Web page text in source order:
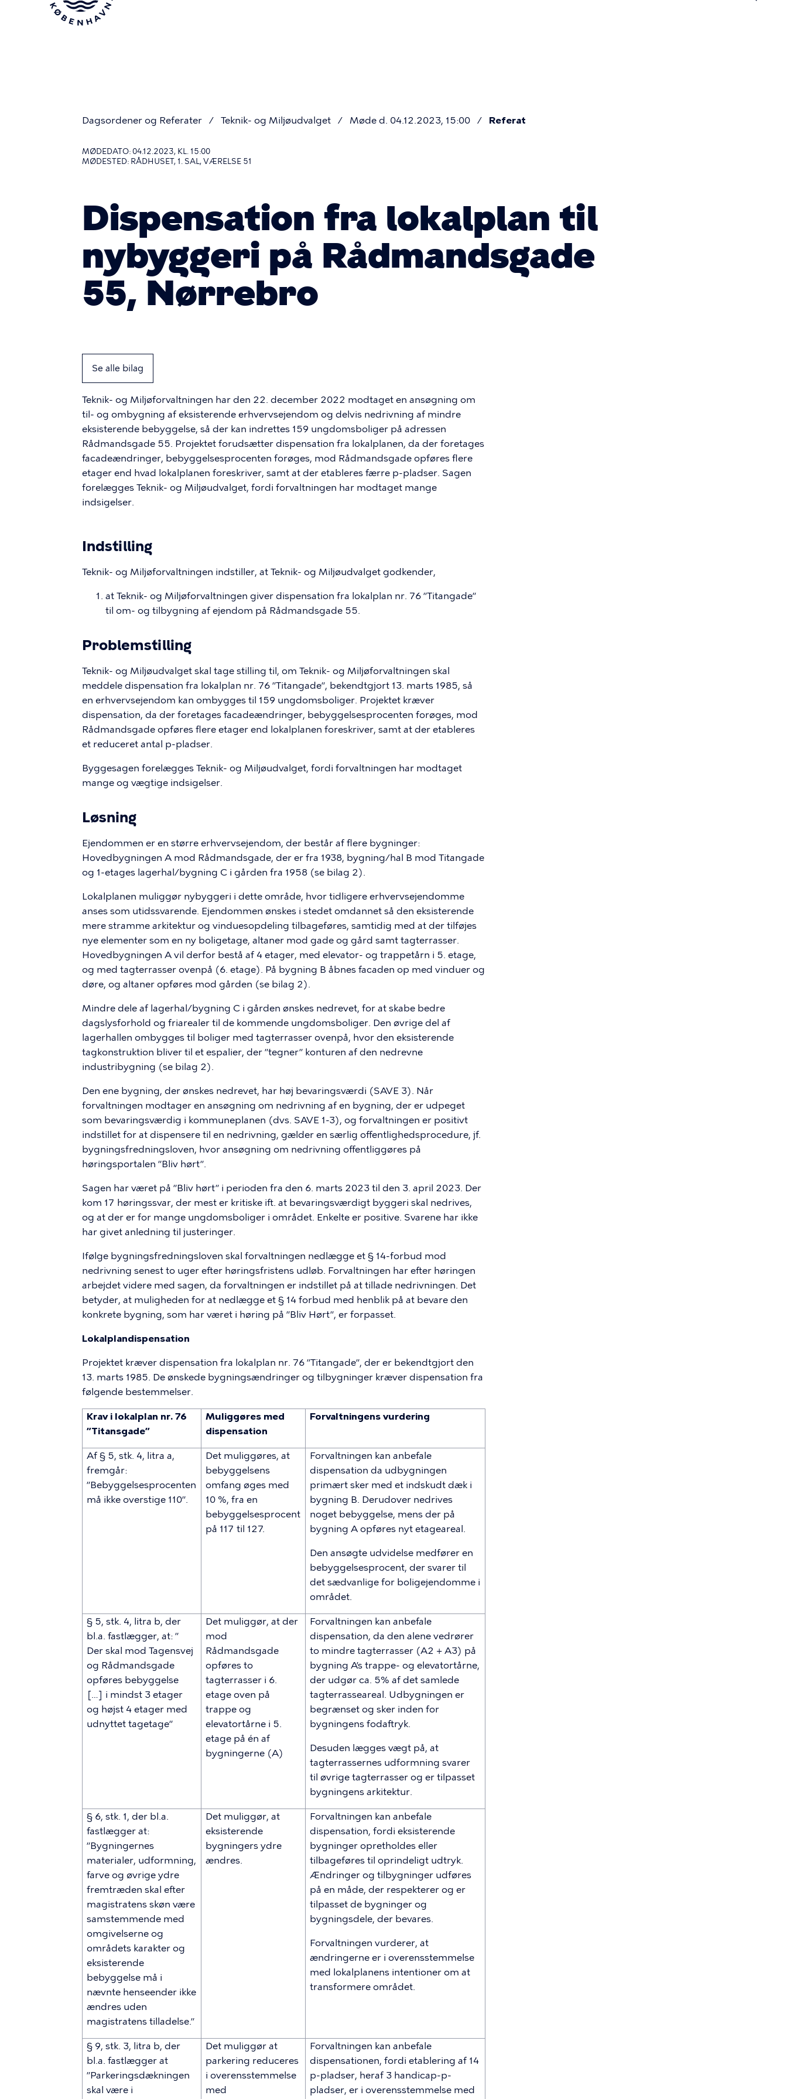
Dagsordener og Referater Teknik- og Miljøudvalget Møde d. 04.12.2023, 15:00 Referat
MØDEDATO: 04.12.2023, KL. 15:00
MØDESTED: RÅDHUSET, 1. SAL, VÆRELSE 51
Dispensation fra lokalplan til
nybyggeri på Rådmandsgade
55, Nørrebro
Se alle bilag
Teknik- og Miljøforvaltningen har den 22. december 2022 modtaget en ansøgning om
til- og ombygning af eksisterende erhvervsejendom og delvis nedrivning af mindre
eksisterende bebyggelse, så der kan indrettes 159 ungdomsboliger på adressen
Rådmandsgade 55. Projektet forudsætter dispensation fra lokalplanen, da der foretages
facadeændringer, bebyggelsesprocenten forøges, mod Rådmandsgade opføres flere
etager end hvad lokalplanen foreskriver, samt at der etableres færre p-pladser. Sagen
forelægges Teknik- og Miljøudvalget, fordi forvaltningen har modtaget mange
indsigelser.
Indstilling
Teknik- og Miljøforvaltningen indstiller, at Teknik- og Miljøudvalget godkender,
at Teknik- og Miljøforvaltningen giver dispensation fra lokalplan nr. 76 ”Titangade”
til om- og tilbygning af ejendom på Rådmandsgade 55.
Problemstilling
Teknik- og Miljøudvalget skal tage stilling til, om Teknik- og Miljøforvaltningen skal
meddele dispensation fra lokalplan nr. 76 ”Titangade”, bekendtgjort 13. marts 1985, så
en erhvervsejendom kan ombygges til 159 ungdomsboliger. Projektet kræver
dispensation, da der foretages facadeændringer, bebyggelsesprocenten forøges, mod
Rådmandsgade opføres flere etager end lokalplanen foreskriver, samt at der etableres
et reduceret antal p-pladser.
Byggesagen forelægges Teknik- og Miljøudvalget, fordi forvaltningen har modtaget
mange og vægtige indsigelser.
Løsning
Ejendommen er en større erhvervsejendom, der består af flere bygninger:
Hovedbygningen A mod Rådmandsgade, der er fra 1938, bygning/hal B mod Titangade
og 1-etages lagerhal/bygning C i gården fra 1958 (se bilag 2).
Lokalplanen muliggør nybyggeri i dette område, hvor tidligere erhvervsejendomme
anses som utidssvarende. Ejendommen ønskes i stedet omdannet så den eksisterende
mere stramme arkitektur og vinduesopdeling tilbageføres, samtidig med at der tilføjes
nye elementer som en ny boligetage, altaner mod gade og gård samt tagterrasser.
Hovedbygningen A vil derfor bestå af 4 etager, med elevator- og trappetårn i 5. etage,
og med tagterrasser ovenpå (6. etage). På bygning B åbnes facaden op med vinduer og
døre, og altaner opføres mod gården (se bilag 2).
Mindre dele af lagerhal/bygning C i gården ønskes nedrevet, for at skabe bedre
dagslysforhold og friarealer til de kommende ungdomsboliger. Den øvrige del af
lagerhallen ombygges til boliger med tagterrasser ovenpå, hvor den eksisterende
tagkonstruktion bliver til et espalier, der ”tegner” konturen af den nedrevne
industribygning (se bilag 2).
Den ene bygning, der ønskes nedrevet, har høj bevaringsværdi (SAVE 3). Når
forvaltningen modtager en ansøgning om nedrivning af en bygning, der er udpeget
som bevaringsværdig i kommuneplanen (dvs. SAVE 1-3), og forvaltningen er positivt
indstillet for at dispensere til en nedrivning, gælder en særlig offentlighedsprocedure, jf.
bygningsfredningsloven, hvor ansøgning om nedrivning offentliggøres på
høringsportalen ”Bliv hørt”.
Sagen har været på ”Bliv hørt” i perioden fra den 6. marts 2023 til den 3. april 2023. Der
kom 17 høringssvar, der mest er kritiske ift. at bevaringsværdigt byggeri skal nedrives,
og at der er for mange ungdomsboliger i området. Enkelte er positive. Svarene har ikke
har givet anledning til justeringer.
Ifølge bygningsfredningsloven skal forvaltningen nedlægge et § 14-forbud mod
nedrivning senest to uger efter høringsfristens udløb. Forvaltningen har efter høringen
arbejdet videre med sagen, da forvaltningen er indstillet på at tillade nedrivningen. Det
betyder, at muligheden for at nedlægge et § 14 forbud med henblik på at bevare den
konkrete bygning, som har været i høring på ”Bliv Hørt”, er forpasset.
Lokalplandispensation
Projektet kræver dispensation fra lokalplan nr. 76 ”Titangade”, der er bekendtgjort den
13. marts 1985. De ønskede bygningsændringer og tilbygninger kræver dispensation fra
følgende bestemmelser.
Krav i lokalplan nr. 76
”Titansgade”
Muliggøres med
dispensation
Forvaltningens vurdering
Af § 5, stk. 4, litra a,
fremgår:
”Bebyggelsesprocenten
må ikke overstige 110”.
Det muliggøres, at
bebyggelsens
omfang øges med
10 %, fra en
bebyggelsesprocent
på 117 til 127.
Forvaltningen kan anbefale
dispensation da udbygningen
primært sker med et indskudt dæk i
bygning B. Derudover nedrives
noget bebyggelse, mens der på
bygning A opføres nyt etageareal.
Den ansøgte udvidelse medfører en
bebyggelsesprocent, der svarer til
det sædvanlige for boligejendomme i
området.
§ 5, stk. 4, litra b, der
bl.a. fastlægger, at: ”
Der skal mod Tagensvej
og Rådmandsgade
opføres bebyggelse
[…] i mindst 3 etager
og højst 4 etager med
udnyttet tagetage”
Det muliggør, at der
mod
Rådmandsgade
opføres to
tagterrasser i 6.
etage oven på
trappe og
elevatortårne i 5.
etage på én af
bygningerne (A)
Forvaltningen kan anbefale
dispensation, da den alene vedrører
to mindre tagterrasser (A2 + A3) på
bygning A’s trappe- og elevatortårne,
der udgør ca. 5% af det samlede
tagterrasseareal. Udbygningen er
begrænset og sker inden for
bygningens fodaftryk.
Desuden lægges vægt på, at
tagterrassernes udformning svarer
til øvrige tagterrasser og er tilpasset
bygningens arkitektur.
§ 6, stk. 1, der bl.a.
fastlægger at:
”Bygningernes
materialer, udformning,
farve og øvrige ydre
fremtræden skal efter
magistratens skøn være
samstemmende med
omgivelserne og
områdets karakter og
eksisterende
bebyggelse må i
nævnte henseender ikke
ændres uden
magistratens tilladelse.”
Det muliggør, at
eksisterende
bygningers ydre
ændres.
Forvaltningen kan anbefale
dispensation, fordi eksisterende
bygninger opretholdes eller
tilbageføres til oprindeligt udtryk.
Ændringer og tilbygninger udføres
på en måde, der respekterer og er
tilpasset de bygninger og
bygningsdele, der bevares.
Forvaltningen vurderer, at
ændringerne er i overensstemmelse
med lokalplanens intentioner om at
transformere området.
§ 9, stk. 3, litra b, der
bl.a. fastlægger at
”Parkeringsdækningen
skal være i
Det muliggør at
parkering reduceres
i overensstemmelse
med
Forvaltningen kan anbefale
dispensationen, fordi etablering af 14
p-pladser, heraf 3 handicap-p-
pladser, er i overensstemmelse med